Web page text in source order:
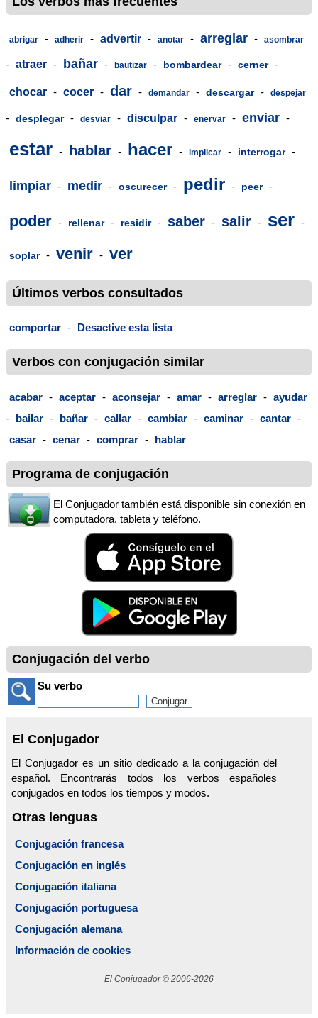
abrigar - adherir - advertir - anotar - arreglar - asombrar
- atraer - bañar - bautizar - bombardear - cerner -
chocar - cocer - dar - demandar - descargar - despejar
- desplegar - desviar - disculpar - enervar - enviar -
estar - hablar - hacer - implicar - interrogar -
limpiar - medir - oscurecer - pedir - peer -
poder - rellenar - residir - saber - salir - ser -
soplar - venir - ver
Últimos verbos consultados
comportar - Desactive esta lista
Verbos con conjugación similar
acabar - aceptar - aconsejar - amar - arreglar - ayudar
- bailar - bañar - callar - cambiar - caminar - cantar -
casar - cenar - comprar - hablar
Programa de conjugación
El Conjugador también está disponible sin conexión en
computadora, tableta y teléfono.
Conjugación del verbo
Su verbo
El Conjugador
El Conjugador es un sitio dedicado a la conjugación del
español. Encontrarás todos los verbos españoles
conjugados en todos los tiempos y modos.
Otras lenguas
Conjugación francesa
Conjugación en inglés
Conjugación italiana
Conjugación portuguesa
Conjugación alemana
Información de cookies
El Conjugador © 2006-2026